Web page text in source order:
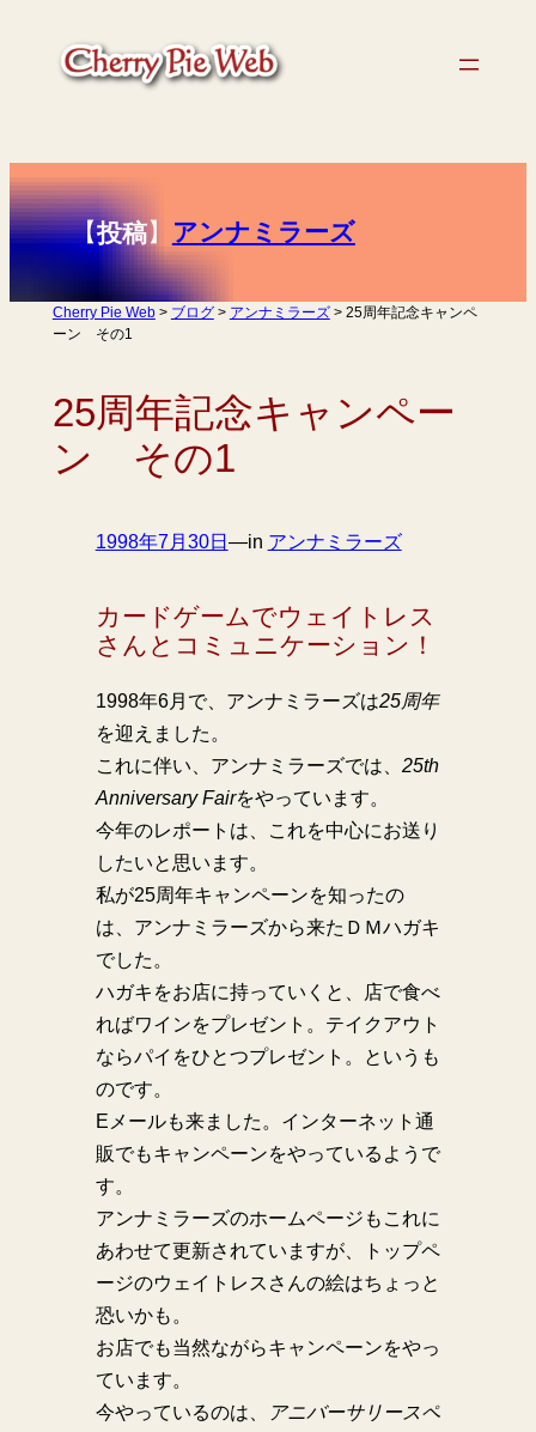
ッ
プ
【投稿】 アンナミラーズ
Cherry Pie Web> ブログ> アンナミラーズ> 25周年記念キャンペ
ーン その1
25周年記念キャンペー
ン その1
1998年7月30日 —in アンナミラーズ
カードゲームでウェイトレス
さんとコミュニケーション！
1998年6月で、アンナミラーズは25周年
を迎えました。
これに伴い、アンナミラーズでは、 25th
Anniversary Fairをやっています。
今年のレポートは、これを中心にお送り
したいと思います。
私が25周年キャンペーンを知ったの
は、アンナミラーズから来たＤＭハガキ
でした。
ハガキをお店に持っていくと、店で食べ
ればワインをプレゼント。テイクアウト
ならパイをひとつプレゼント。というも
のです。
Eメールも来ました。インターネット通
販でもキャンペーンをやっているようで
す。
アンナミラーズのホームページもこれに
あわせて更新されていますが、トップペ
ージのウェイトレスさんの絵はちょっと
恐いかも。
お店でも当然ながらキャンペーンをやっ
ています。
今やっているのは、
アニバーサリースペ